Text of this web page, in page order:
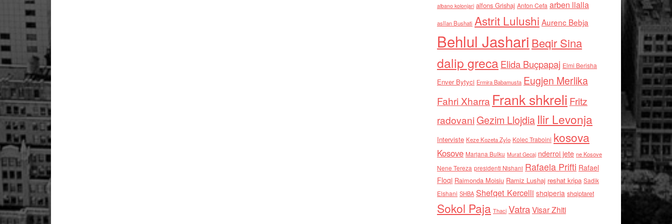
albano kolonjari alfons Grishaj Anton Cefa arben llalla
asllan Bushati Astrit Lulushi Aurenc Bebja
Behlul Jashari Beqir Sina
dalip grecaElida Buçpapaj Elmi Berisha
Enver Bytyci Ermira Babamusta Eugjen Merlika
Fahri Xharra Frank shkreli Fritz
radovaniGezim Llojdia Ilir Levonja
Interviste Keze Kozeta Zylo Kolec Traboini kosova
Kosove Marjana Bulku Murat Gecaj nderroi jete ne Kosove
Nene Tereza presidenti Nishani Rafaela Prifti Rafael
Floqi Raimonda Moisiu Ramiz Lushaj reshat kripa Sadik
Elshani SHBA Shefqet Kercelli shqiperia shqiptaret
Sokol Paja Thaci VatraVisar Zhiti